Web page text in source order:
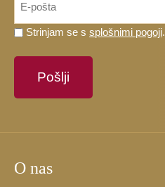
Prosimo,
strinjate
*
Strinjam se s splošnimi pogoji.
O nas